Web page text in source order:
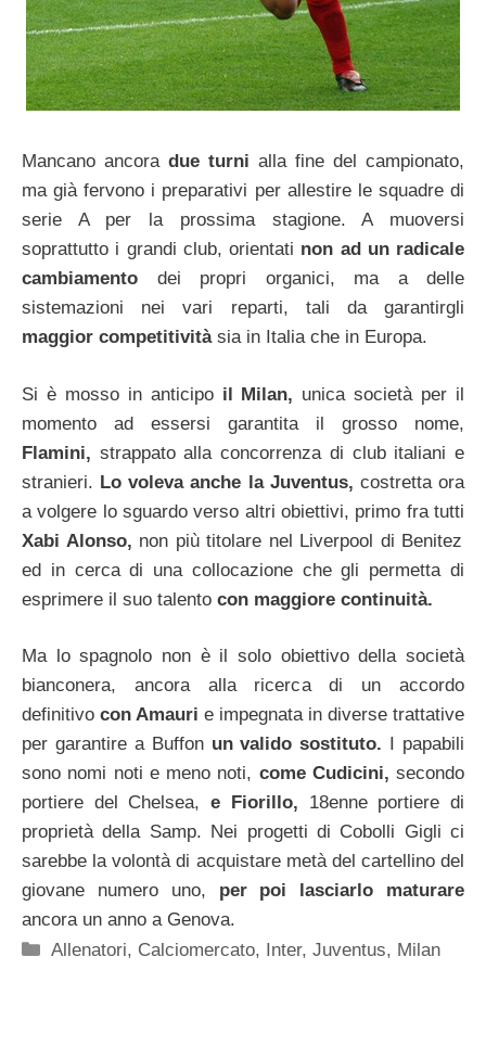
Mancano ancora due turni alla fine del campionato,
ma già fervono i preparativi per allestire le squadre di
serie A per la prossima stagione. A muoversi
soprattutto i grandi club, orientati non ad un radicale
cambiamento dei propri organici, ma a delle
sistemazioni nei vari reparti, tali da garantirgli
maggior competitivitàsia in Italia che in Europa.
Si è mosso in anticipo il Milan, unica società per il
momento ad essersi garantita il grosso nome,
Flamini, strappato alla concorrenza di club italiani e
stranieri. Lo voleva anche la Juventus, costretta ora
a volgere lo sguardo verso altri obiettivi, primo fra tutti
Xabi Alonso, non più titolare nel Liverpool di Benitez
ed in cerca di una collocazione che gli permetta di
esprimere il suo talento con maggiore continuità.
Ma lo spagnolo non è il solo obiettivo della società
bianconera, ancora alla ricerca di un accordo
definitivo con Amauri e impegnata in diverse trattative
per garantire a Buffon un valido sostituto. I papabili
sono nomi noti e meno noti, come Cudicini, secondo
portiere del Chelsea,e Fiorillo, 18enne portiere di
proprietà della Samp. Nei progetti di Cobolli Gigli ci
sarebbe la volontà di acquistare metà del cartellino del
giovane numero uno, per poi lasciarlo maturare
ancora un anno a Genova.
Categorie
Allenatori, Calciomercato, Inter,Juventus, Milan